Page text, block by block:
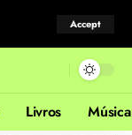
Accept
Livros Música